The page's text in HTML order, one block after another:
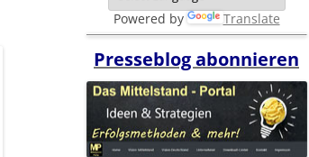
Powered by Translate
Presseblog abonnieren